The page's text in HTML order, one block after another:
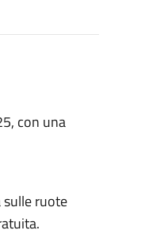
con una
sulle ruote